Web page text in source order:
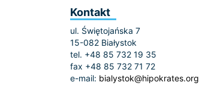
Kontakt
ul. Świętojańska 7
15-082 Białystok
tel. +48 85 732 19 35
fax +48 85 732 71 72
e-mail: bialystok@hipokrates.org